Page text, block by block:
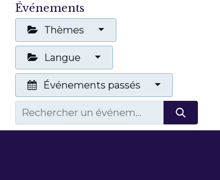
Événements
Thèmes
Langue
Événements passés